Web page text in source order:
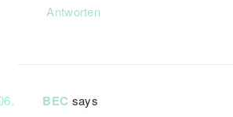
Antworten
BEC says